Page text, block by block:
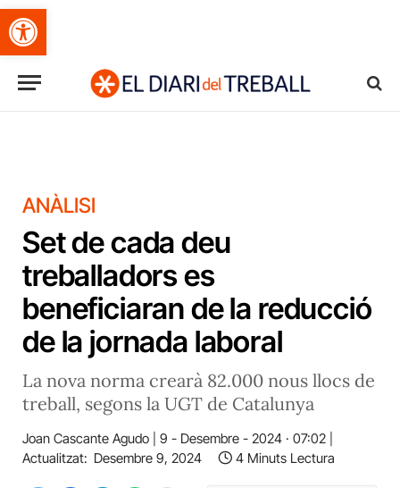
Obre la barra d'eines
ANÀLISI
Set de cada deu
treballadors es
beneficiaran de la reducció
de la jornada laboral
La nova norma crearà 82.000 nous llocs de
treball, segons la UGT de Catalunya
Joan Cascante Agudo
9 - Desembre - 2024 · 07:02
Actualitzat: Desembre 9, 2024 4 Minuts Lectura